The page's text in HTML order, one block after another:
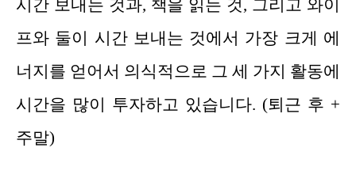
시간 보내는 것과, 책을 읽는 것, 그리고 와이
프와 둘이 시간 보내는 것에서 가장 크게 에
너지를 얻어서 의식적으로 그 세 가지 활동에
시간을 많이 투자하고 있습니다. (퇴근 후 +
주말)